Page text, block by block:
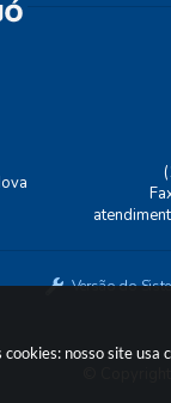
nosso site
Versão do